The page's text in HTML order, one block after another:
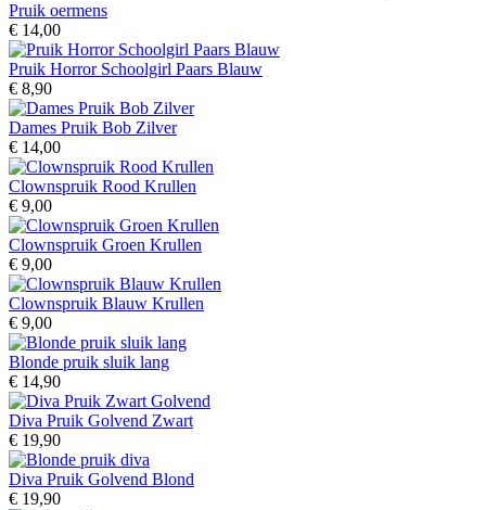
Pruik oermens
€ 14,00
Pruik Horror Schoolgirl Paars Blauw
€ 8,90
Dames Pruik Bob Zilver
€ 14,00
Clownspruik Rood Krullen
€ 9,00
Clownspruik Groen Krullen
€ 9,00
Clownspruik Blauw Krullen
€ 9,00
Blonde pruik sluik lang
€ 14,90
Diva Pruik Golvend Zwart
€ 19,90
Diva Pruik Golvend Blond
€ 19,90